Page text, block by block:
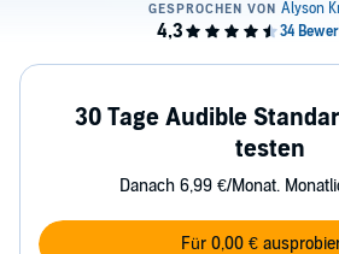
30 Tage Audible
testen
Danach 6,99 €/Monat.
Für 0,00 €